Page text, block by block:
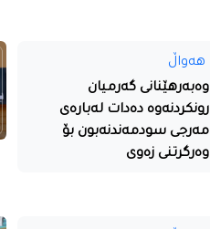
هەواڵ
وەبەرهێنانی گەرمیان
رونکردنەوە دەدات لەبارەی
مەرجی سودمەندنەبون بۆ
وەرگرتنی زەوی